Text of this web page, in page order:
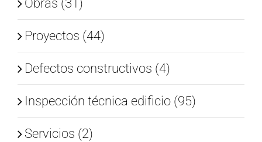
Proyectos (44)
Defectos constructivos (4)
Inspección técnica edificio (95)
Servicios (2)